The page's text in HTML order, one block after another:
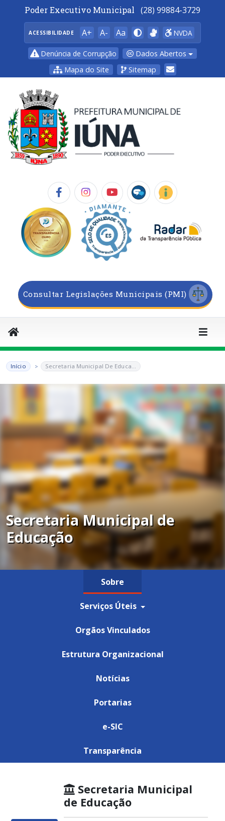
Poder Executivo Municipal (28) 99884-3729
ACESSIBILIDADE A+ A- Aa NVDA
Denúncia de Corrupção
Dados Abertos
Mapa do Site
Sitemap
Consultar Legislações Municipais (PMI)
Início Secretaria Municipal De Educa...
Secretaria Municipal de
Educação
Sobre
Serviços Úteis
Orgãos Vinculados
Estrutura Organizacional
Notícias
Portarias
e-SIC
Transparência
Secretaria Municipal
de Educação